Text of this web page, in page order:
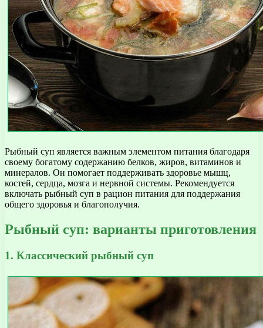
Рыбный суп является важным элементом питания благодаря
своему богатому содержанию белков, жиров, витаминов и
минералов. Он помогает поддерживать здоровье мышц,
костей, сердца, мозга и нервной системы. Рекомендуется
включать рыбный суп в рацион питания для поддержания
общего здоровья и благополучия.
Рыбный суп: варианты приготовления
1. Классический рыбный суп